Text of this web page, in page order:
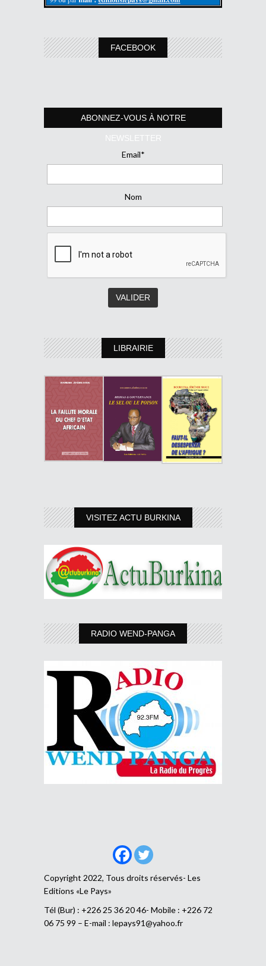
FACEBOOK
ABONNEZ-VOUS À NOTRE
NEWSLETTER
Email*
Nom
LIBRAIRIE
VISITEZ ACTU BURKINA
RADIO WEND-PANGA
Copyright 2022, Tous droits réservés- Les
Editions «Le Pays»
Tél (Bur) : +226 25 36 20 46- Mobile : +226 72
06 75 99 – E-mail : lepays91@yahoo.fr